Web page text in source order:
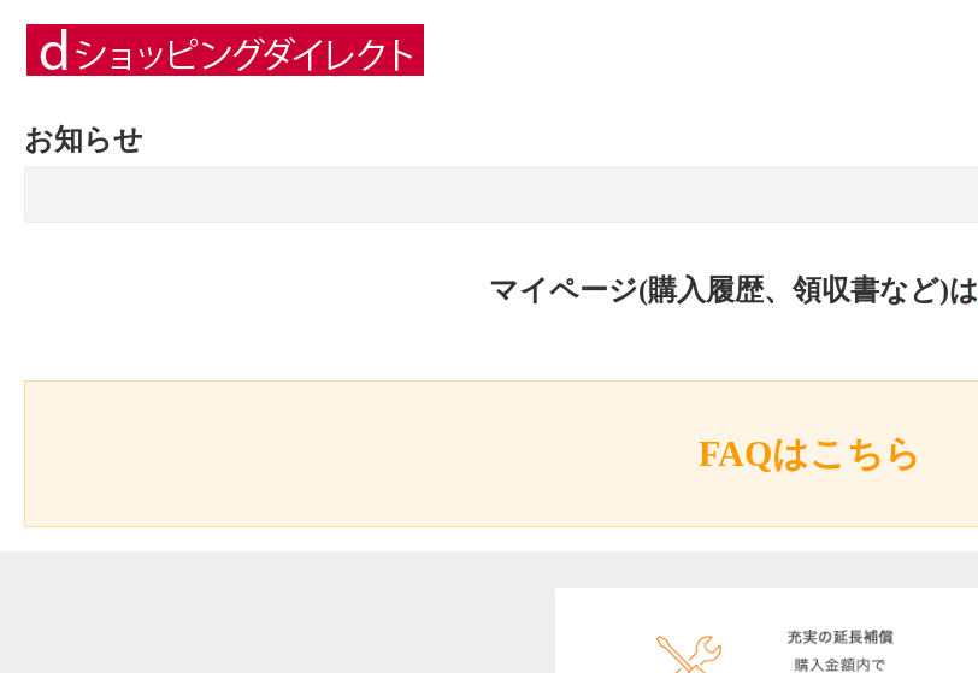
お知らせ
マイページ(購入履歴、領収書など)は
FAQはこちら